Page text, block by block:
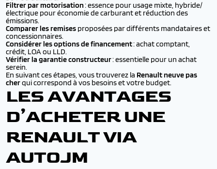
Filtrer par motorisation: essence pour usage mixte, hybride/
électrique pour économie de carburant et réduction des
émissions.
Comparer les remises proposées par différents mandataires et
concessionnaires.
Considérer les options de financement: achat comptant,
crédit, LOA ou LLD.
Vérifier la garantie constructeur: essentielle pour un achat
serein.
En suivant ces étapes, vous trouverez la Renault neuve pas
cherqui correspond à vos besoins et votre budget.
LES AVANTAGES
D’ACHETER UNE
RENAULT VIA
AUTOJM